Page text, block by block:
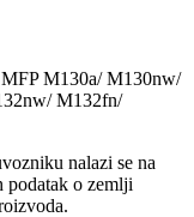
M130a/ M130nw/
M132fn/
nalazi se na
podatak o zemlji